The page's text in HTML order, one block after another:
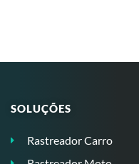
SOLUÇÕES
Rastreador Carro